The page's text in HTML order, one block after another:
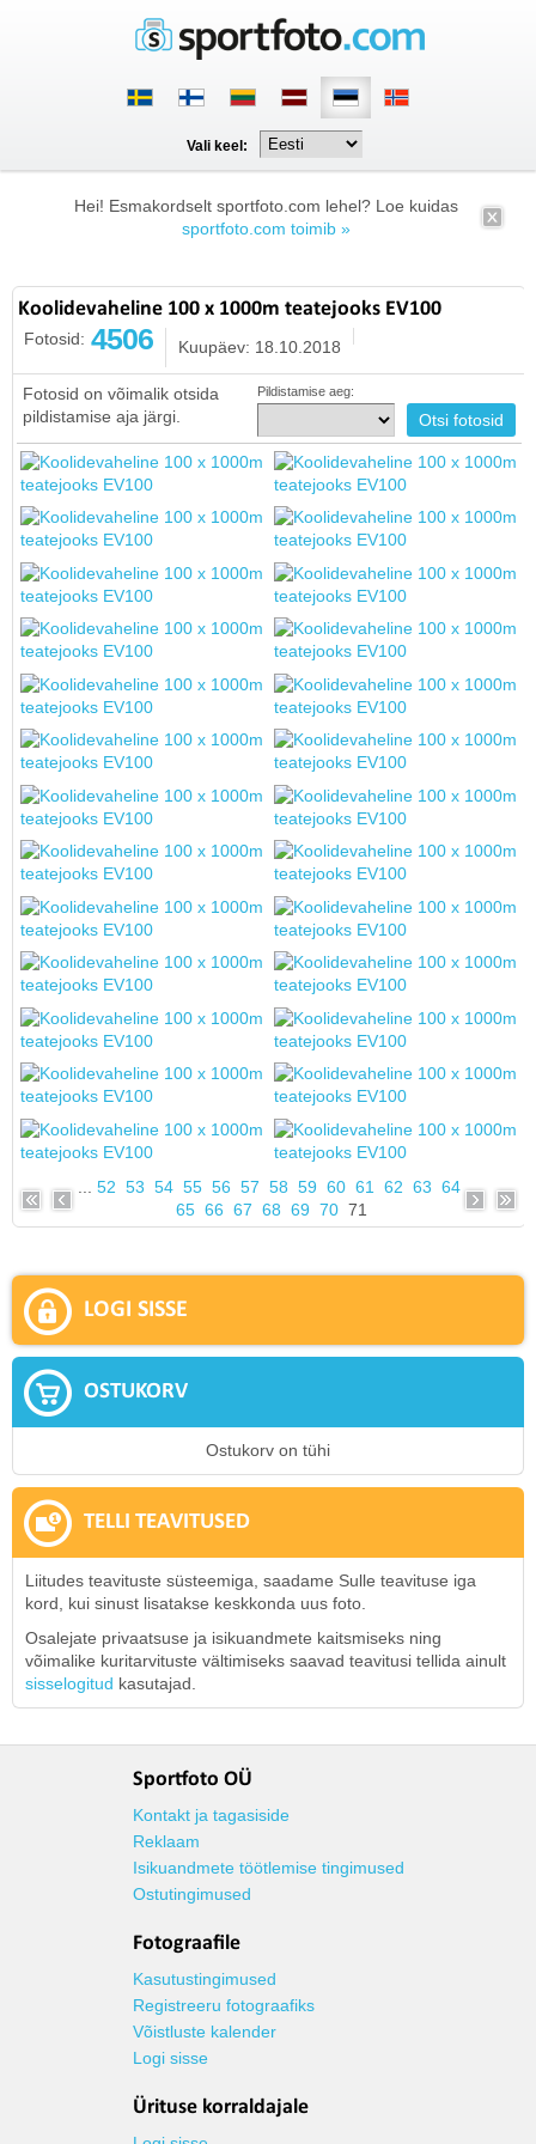
Vali keel:
Hei! Esmakordselt sportfoto.com lehel? Loe kuidas
sportfoto.com toimib »
Koolidevaheline 100 x 1000m teatejooks EV100
Fotosid: 4506 Kuupäev: 18.10.2018
Fotosid on võimalik otsida
pildistamise aja järgi.
Pildistamise aeg:
52 53 54 55 56 57 58 59 60 61 62 63 64
65 66 67 68 69 70 71
LOGI SISSE
OSTUKORV
Ostukorv on tühi
TELLI TEAVITUSED
Liitudes teavituste süsteemiga, saadame Sulle teavituse iga
kord, kui sinust lisatakse keskkonda uus foto.
Osalejate privaatsuse ja isikuandmete kaitsmiseks ning
võimalike kuritarvituste vältimiseks saavad teavitusi tellida ainult
sisselogitud kasutajad.
Sportfoto OÜ
Kontakt ja tagasiside
Reklaam
Isikuandmete töötlemise tingimused
Ostutingimused
Fotograafile
Kasutustingimused
Registreeru fotograafiks
Võistluste kalender
Logi sisse
Ürituse korraldajale